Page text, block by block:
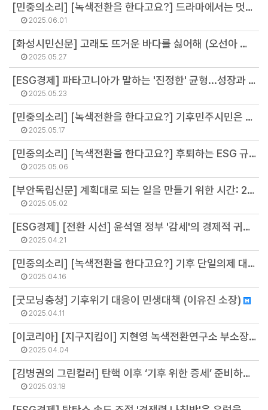
[민중의소리] [녹색전환을 한다고요?] 드라마에서는 멋진 대선후보 TV 토론, 현실은 왜 이 모양인가 (윤원섭 선임연구원)
2025.06.01
[화성시민신문] 고래도 뜨거운 바다를 싫어해 (오선아 연구원)
2025.05.27
[ESG경제] 파타고니아가 말하는 '진정한' 균형...성장과 환경간에는 '불가능' (서진석 연구위원)
2025.05.23
[민중의소리] [녹색전환을 한다고요?] 기후민주시민은 누구인가? (황정화 연구원)
2025.05.17
[민중의소리] [녹색전환을 한다고요?] 후퇴하는 ESG 규제, 흔들리는 기후 목표 – 유럽 시민사회는 왜 목소리를 높이는가 (정영주 연구원)
2025.05.06
[부안독립신문] 계획대로 되는 일을 만들기 위한 시간: 226개의 탄소중립녹색성장 기본계획을 기다리며 (배보람 팀장)
2025.05.02
[ESG경제] [전환 시선] 윤석열 정부 '감세'의 경제적 귀결...기후위기 대응 부실 자초 (최기원 선임연구원)
2025.04.21
[민중의소리] [녹색전환을 한다고요?] 기후 단일의제 대선 TV토론회 개최를 요구한다 (오용석 팀장)
2025.04.16
[굿모닝충청] 기후위기 대응이 민생대책 (이유진 소장)
2025.04.11
[이코리아] [지구지킴이] 지현영 녹색전환연구소 부소장 (지현영 부소장)
2025.04.04
[김병권의 그린컬러] 탄핵 이후 ‘기후 위한 증세’ 준비하자 (김병권 연구위원)
2025.03.18